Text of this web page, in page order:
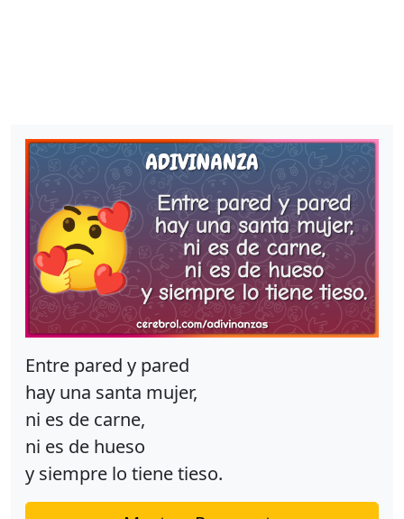
Entre pared y pared
hay una santa mujer,
ni es de carne,
ni es de hueso
y siempre lo tiene tieso.